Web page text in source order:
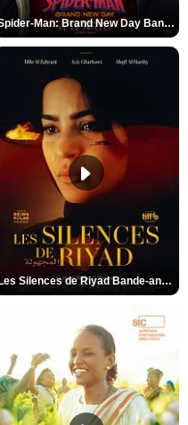
Spider-Man: Brand New Day Bande-annonce VO STFR
Les Silences de Riyad Bande-annonce VO STFR